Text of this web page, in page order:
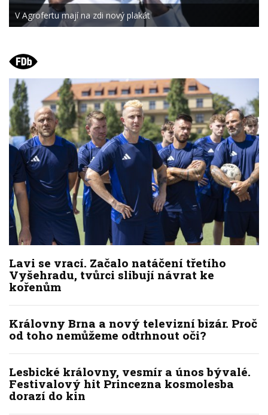
V Agrofertu mají na zdi nový plakát
Lavi se vrací. Začalo natáčení třetího
Vyšehradu, tvůrci slibují návrat ke
kořenům
Královny Brna a nový televizní bizár. Proč
od toho nemůžeme odtrhnout oči?
Lesbické královny, vesmír a únos bývalé.
Festivalový hit Princezna kosmolesba
dorazí do kin